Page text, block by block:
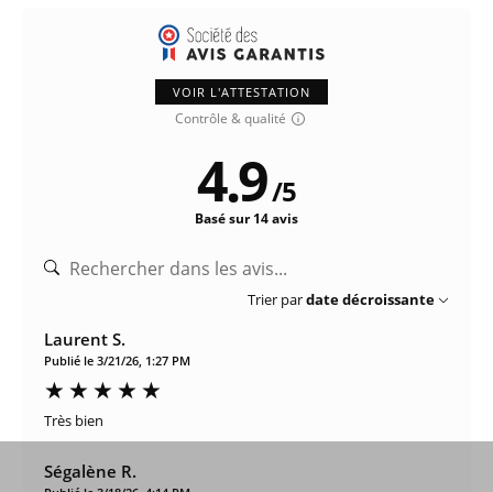
VOIR L'ATTESTATION
Contrôle & qualité
4.9/5
Basé sur 14 avis
Trier pardate décroissante
Laurent S.
Publié le 3/21/26, 1:27 PM
Très bien
Ségalène R.